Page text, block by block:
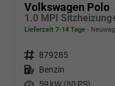
Volkswagen Polo
Lieferzeit 7-14 Tage
Fahrzeugnr. 879285
Kraftstoff Benzin